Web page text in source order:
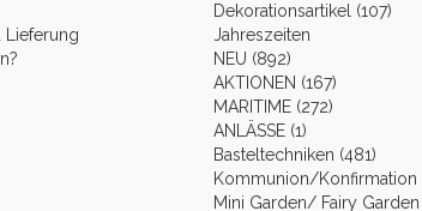
Lieferung
Dekorationsartikel (107)
Jahreszeiten
NEU (892)
AKTIONEN (167)
MARITIME (272)
ANLÄSSE (1)
Basteltechniken (481)
Kommunion/Konfirmation
Mini Garden/ Fairy Garden